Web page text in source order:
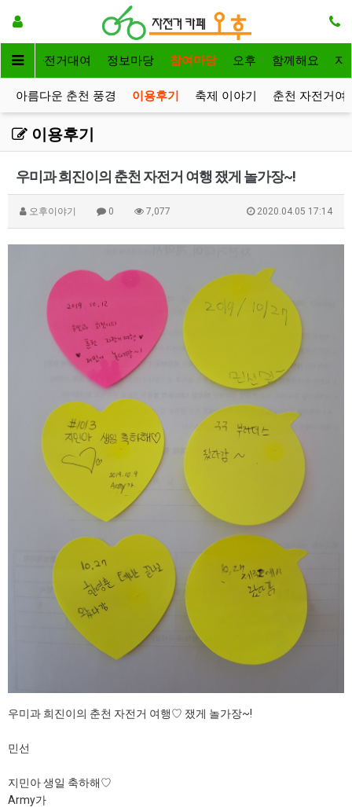
인 자전거대여 정보마당 참여마당 오후 함께해요 자
아름다운 춘천 풍경 이용후기 축제 이야기 춘천 자전거여
이용후기
우미과 희진이의 춘천 자전거 여행 쟀게 놀가장~!
오후이야기 0 7,077 2020.04.05 17:14
우미과 희진이의 춘천 자전거 여행♡ 쟀게 놀가장~!
민선
지민아 생일 축하해♡
Army가